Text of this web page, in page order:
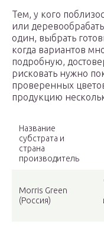
Тем, у кого
или
один, выбрать
когда вариантов
подробную,
рисковать нужно
проверенных
продукцию
Название
субстрата и
страна
производитель
Morris Green
(Россия)